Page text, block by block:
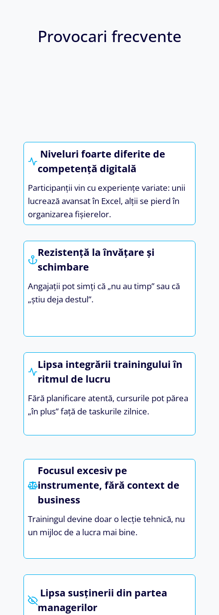
Provocari frecvente
Niveluri foarte diferite de
competență digitală
Participanții vin cu experiențe variate: unii
lucrează avansat în Excel, alții se pierd în
organizarea fișierelor.
Rezistență la învățare și
schimbare
Angajații pot simți că „nu au timp” sau că
„știu deja destul”.
Lipsa integrării trainingului în
ritmul de lucru
Fără planificare atentă, cursurile pot părea
„în plus” față de taskurile zilnice.
Focusul excesiv pe
instrumente, fără context de
business
Trainingul devine doar o lecție tehnică, nu
un mijloc de a lucra mai bine.
Lipsa susținerii din partea
managerilor